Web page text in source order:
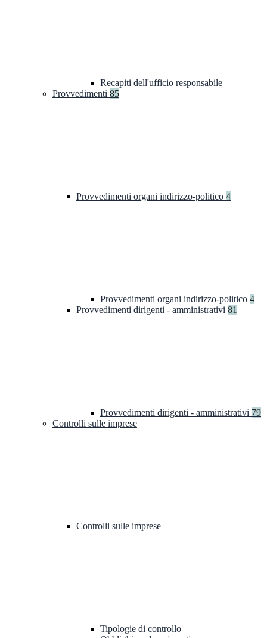
Recapiti dell'ufficio responsabile
Provvedimenti 85
Provvedimenti organi indirizzo-politico 4
Provvedimenti organi indirizzo-politico 4
Provvedimenti dirigenti - amministrativi 81
Provvedimenti dirigenti - amministrativi 79
Controlli sulle imprese
Controlli sulle imprese
Tipologie di controllo